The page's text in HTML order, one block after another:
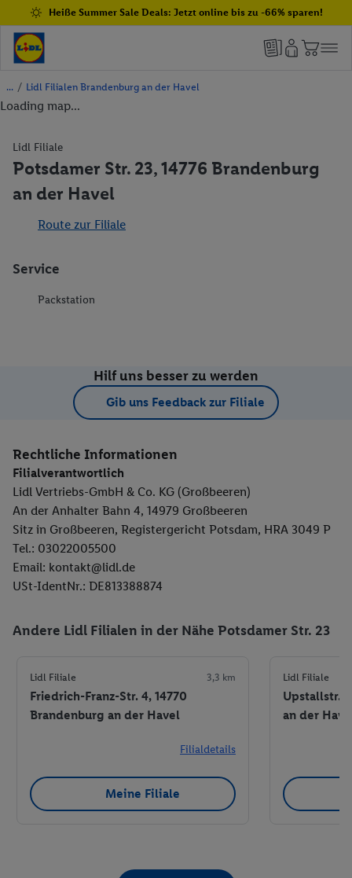
Heiße Summer Sale Deals: Jetzt online bis zu -66% sparen!
/ Lidl Filialen Brandenburg an der Havel
Loading map...
Lidl Filiale
Potsdamer Str. 23, 14776 Brandenburg
an der Havel
Route zur Filiale
Service
Packstation
Hilf uns besser zu werden
Gib uns Feedback zur Filiale
Rechtliche Informationen
Filialverantwortlich
Lidl Vertriebs-GmbH & Co. KG (Großbeeren)
An der Anhalter Bahn 4, 14979 Großbeeren
Sitz in Großbeeren, Registergericht Potsdam, HRA 3049 P
Tel.: 03022005500
Email: kontakt@lidl.de
USt-IdentNr.: DE813388874
Andere Lidl Filialen in der Nähe Potsdamer Str. 23
Lidl Filiale 3,3 km
Friedrich-Franz-Str. 4, 14770
Brandenburg an der Havel
Filialdetails
Meine Filiale
Lidl Filiale
Upstallstr.
an der